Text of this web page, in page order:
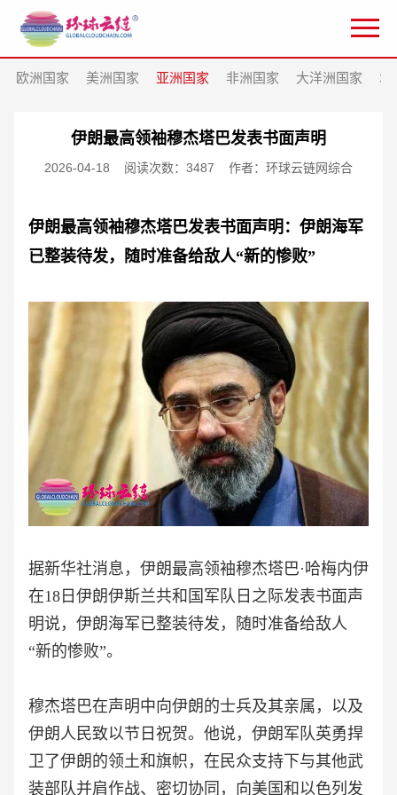
欧洲国家 美洲国家 亚洲国家 非洲国家 大洋洲国家 北
伊朗最高领袖穆杰塔巴发表书面声明
2026-04-18 阅读次数：3487 作者：环球云链网综合
伊朗最高领袖穆杰塔巴发表书面声明：伊朗海军
已整装待发，随时准备给敌人“新的惨败”
据新华社消息，伊朗最高领袖穆杰塔巴·哈梅内伊
在18日伊朗伊斯兰共和国军队日之际发表书面声
明说，伊朗海军已整装待发，随时准备给敌人
“新的惨败”。
穆杰塔巴在声明中向伊朗的士兵及其亲属，以及
伊朗人民致以节日祝贺。他说，伊朗军队英勇捍
卫了伊朗的领土和旗帜，在民众支持下与其他武
装部队并肩作战、密切协同，向美国和以色列发